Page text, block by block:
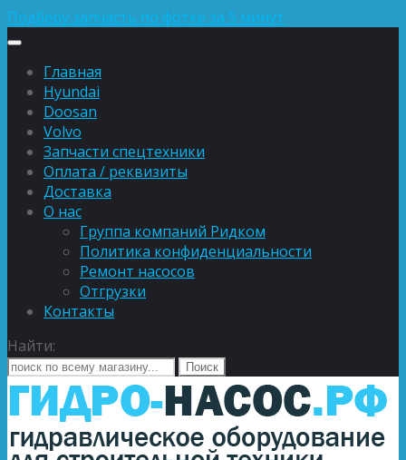
Подберу запчасть по фотке за 5 минут
Главная
Hyundai
Doosan
Volvo
Запчасти спецтехники
Оплата / реквизиты
Доставка
О нас
Группа компаний Ридком
Политика конфиденциальности
Ремонт насосов
Отгрузки
Контакты
Найти: